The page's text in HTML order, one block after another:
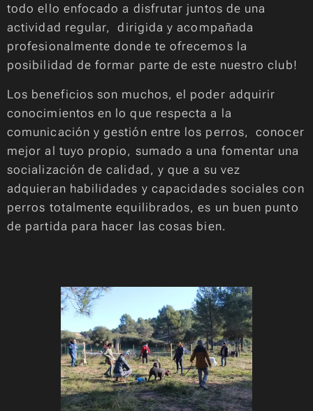
todo ello enfocado a disfrutar juntos de una
actividad regular, dirigida y acompañada
profesionalmente donde te ofrecemos la
posibilidad de formar parte de este nuestro club!
Los beneficios son muchos, el poder adquirir
conocimientos en lo que respecta a la
comunicación y gestión entre los perros, conocer
mejor al tuyo propio, sumado a una fomentar una
socialización de calidad, y que a su vez
adquieran habilidades y capacidades sociales con
perros totalmente equilibrados, es un buen punto
de partida para hacer las cosas bien.